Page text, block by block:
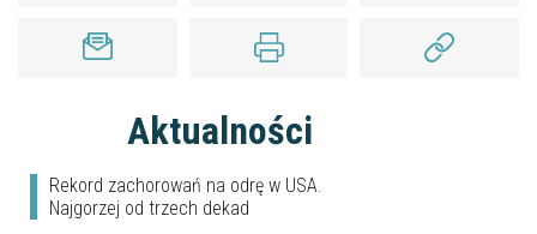
Aktualności
Rekord zachorowań na odrę w USA.
Najgorzej od trzech dekad